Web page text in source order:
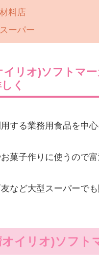
料店
ーパー
イリオ)ソフトマ
く
する業務用食品を中
菓子作りに使うので
など大型スーパーでも
オイリオ)ソフ